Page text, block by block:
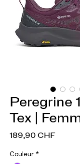
Peregrine
Tex |
189,90 CHFPrix
Couleur *